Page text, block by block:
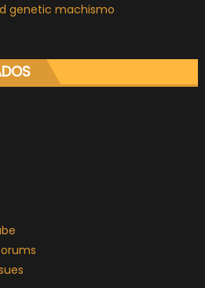
genetic machismo